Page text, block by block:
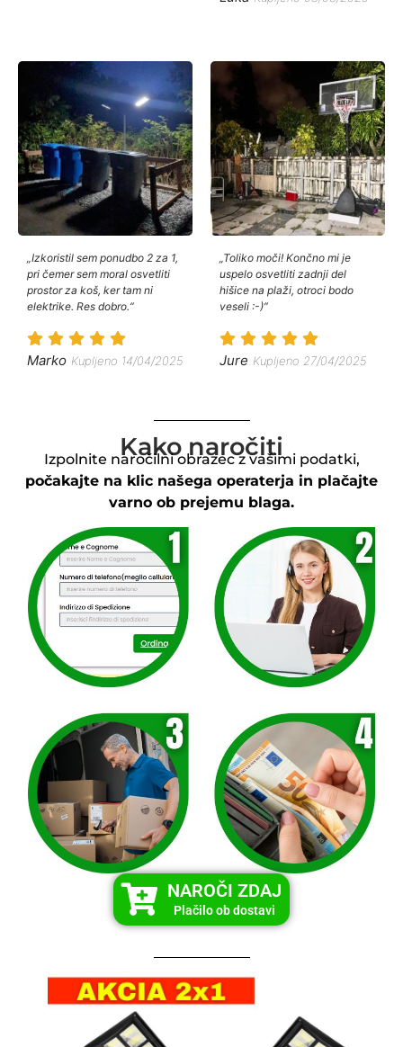
„Izkoristil sem ponudbo 2 za 1,
pri čemer sem moral osvetliti
prostor za koš, ker tam ni
elektrike. Res dobro.“
Marko Kupljeno 14/04/2025
„Toliko moči! Končno mi je
uspelo osvetliti zadnji del
hišice na plaži, otroci bodo
veseli :-)“
Jure Kupljeno 27/04/2025
Kako naročiti
Izpolnite naročilni obrazec z vašimi podatki,
počakajte na klic našega operaterja in plačajte
varno ob prejemu blaga.
NAROČI ZDAJ
Plačilo ob dostavi